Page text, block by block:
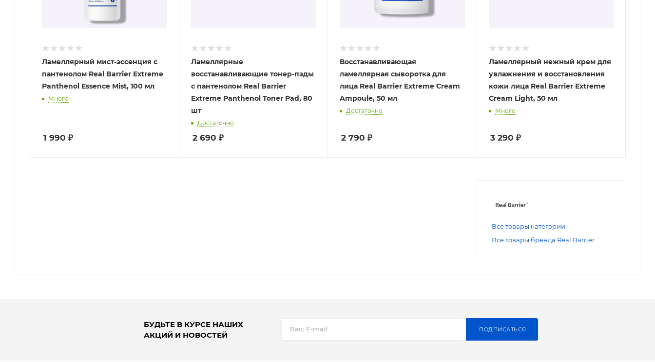
Ламеллярный мист-эссенция с
пантенолом Real Barrier Extreme
Panthenol Essence Mist, 100 мл
Много
1 990 ₽
Ламеллярные
восстанавливающие тонер-пэды
с пантенолом Real Barrier
Extreme Panthenol Toner Pad, 80
шт
Достаточно
2 690 ₽
Восстанавливающая
ламеллярная сыворотка для
лица Real Barrier Extreme Cream
Ampoule, 50 мл
Достаточно
2 790 ₽
Ламеллярный нежный крем для
увлажнения и восстановления
кожи лица Real Barrier Extreme
Cream Light, 50 мл
Много
3 290 ₽
Все товары категории
Все товары бренда Real Barrier
БУДЬТЕ В КУРСЕ НАШИХ
АКЦИЙ И НОВОСТЕЙ
ПОДПИСАТЬСЯ